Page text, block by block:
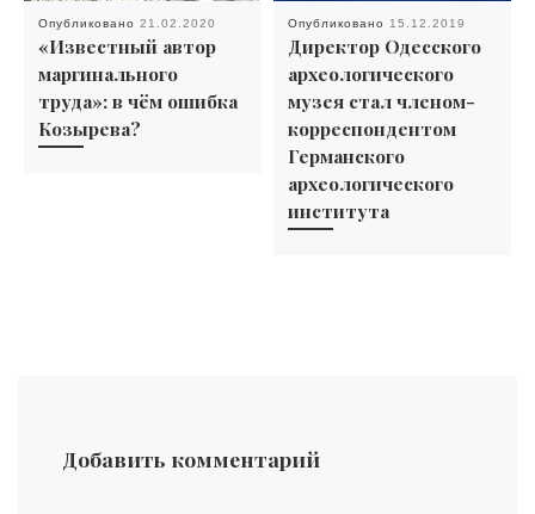
Опубликовано 21.02.2020
«Известный автор
маргинального
труда»: в чём ошибка
Козырева?
Опубликовано 15.12.2019
Директор Одесского
археологического
музея стал членом-
корреспондентом
Германского
археологического
института
Добавить комментарий